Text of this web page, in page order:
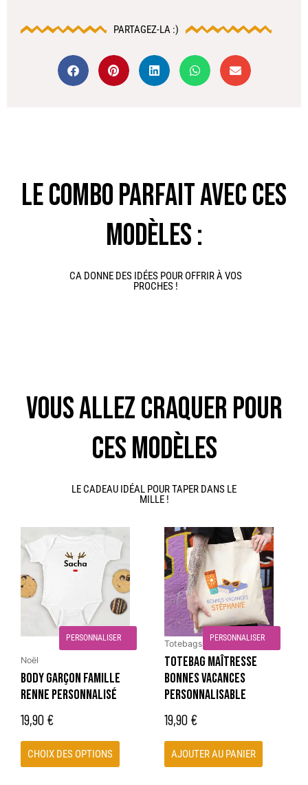
PARTAGEZ-LA :)
LE COMBO PARFAIT AVEC CES
MODÈLES :
CA DONNE DES IDÉES POUR OFFRIR À VOS
PROCHES !
VOUS ALLEZ CRAQUER POUR
CES MODÈLES
LE CADEAU IDÉAL POUR TAPER DANS LE
MILLE !
Noël
BODY GARÇON FAMILLE
RENNE PERSONNALISÉ
19,90 €
CHOIX DES OPTIONS
Ce
produit
a
plusieurs
variations.
options
être
choisies
sur
page
du
produit
PERSONNALISER
Totebags
TOTEBAG MAÎTRESSE
BONNES VACANCES
PERSONNALISABLE
19,90 €
AJOUTER AU PANIER
PERSONNALISER